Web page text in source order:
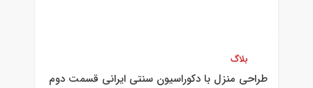
بلاگ
طراحی منزل با دکوراسیون سنتی ایرانی قسمت دوم